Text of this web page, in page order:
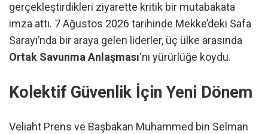
gerçekleştirdikleri ziyarette kritik bir mutabakata
imza attı. 7 Ağustos 2026 tarihinde Mekke’deki Safa
Sarayı’nda bir araya gelen liderler, üç ülke arasında
Ortak Savunma Anlaşması‘nı yürürlüğe koydu.
Kolektif Güvenlik İçin Yeni Dönem
Veliaht Prens ve Başbakan Muhammed bin Selman